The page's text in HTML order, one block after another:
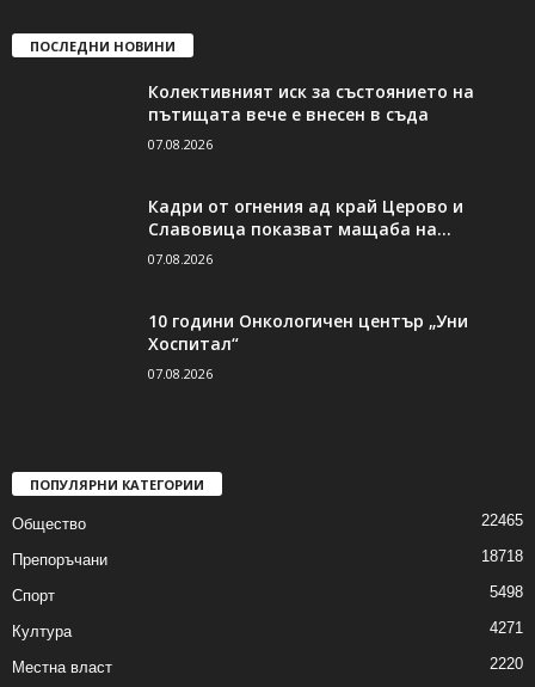
ПОСЛЕДНИ НОВИНИ
Колективният иск за състоянието на
пътищата вече е внесен в съда
07.08.2026
Кадри от огнения ад край Церово и
Славовица показват мащаба на...
07.08.2026
10 години Онкологичен център „Уни
Хоспитал“
07.08.2026
ПОПУЛЯРНИ КАТЕГОРИИ
Общество 22465
Препоръчани 18718
Спорт 5498
Култура 4271
Местна власт 2220